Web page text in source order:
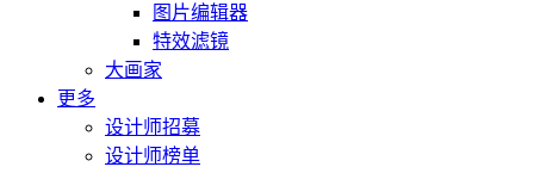
图片编辑器
特效滤镜
大画家
更多
设计师招募
设计师榜单